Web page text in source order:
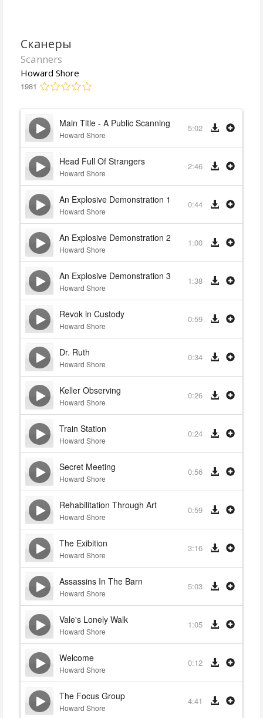
Сканеры
Scanners
Howard Shore
1981
Main Title - A Public Scanning
Howard Shore
5:02
Head Full Of Strangers
Howard Shore
2:46
An Explosive Demonstration 1
Howard Shore
0:44
An Explosive Demonstration 2
Howard Shore
1:00
An Explosive Demonstration 3
Howard Shore
1:38
Revok in Custody
Howard Shore
0:59
Dr. Ruth
Howard Shore
0:34
Keller Observing
Howard Shore
0:26
Train Station
Howard Shore
0:24
Secret Meeting
Howard Shore
0:56
Rehabilitation Through Art
Howard Shore
0:59
The Exibition
Howard Shore
3:16
Assassins In The Barn
Howard Shore
5:03
Vale's Lonely Walk
Howard Shore
1:05
Welcome
Howard Shore
0:12
The Focus Group
Howard Shore
4:41